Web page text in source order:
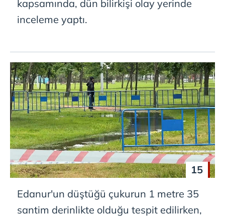
kapsamında, dün bilirkişi olay yerinde
inceleme yaptı.
15
Edanur'un düştüğü çukurun 1 metre 35
santim derinlikte olduğu tespit edilirken,